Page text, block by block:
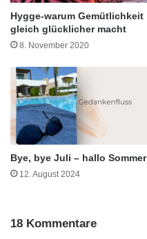
Hygge-warum Gemütlichkeit
gleich glücklicher macht
8. November 2020
Bye, bye Juli – hallo Sommer
12. August 2024
18 Kommentare